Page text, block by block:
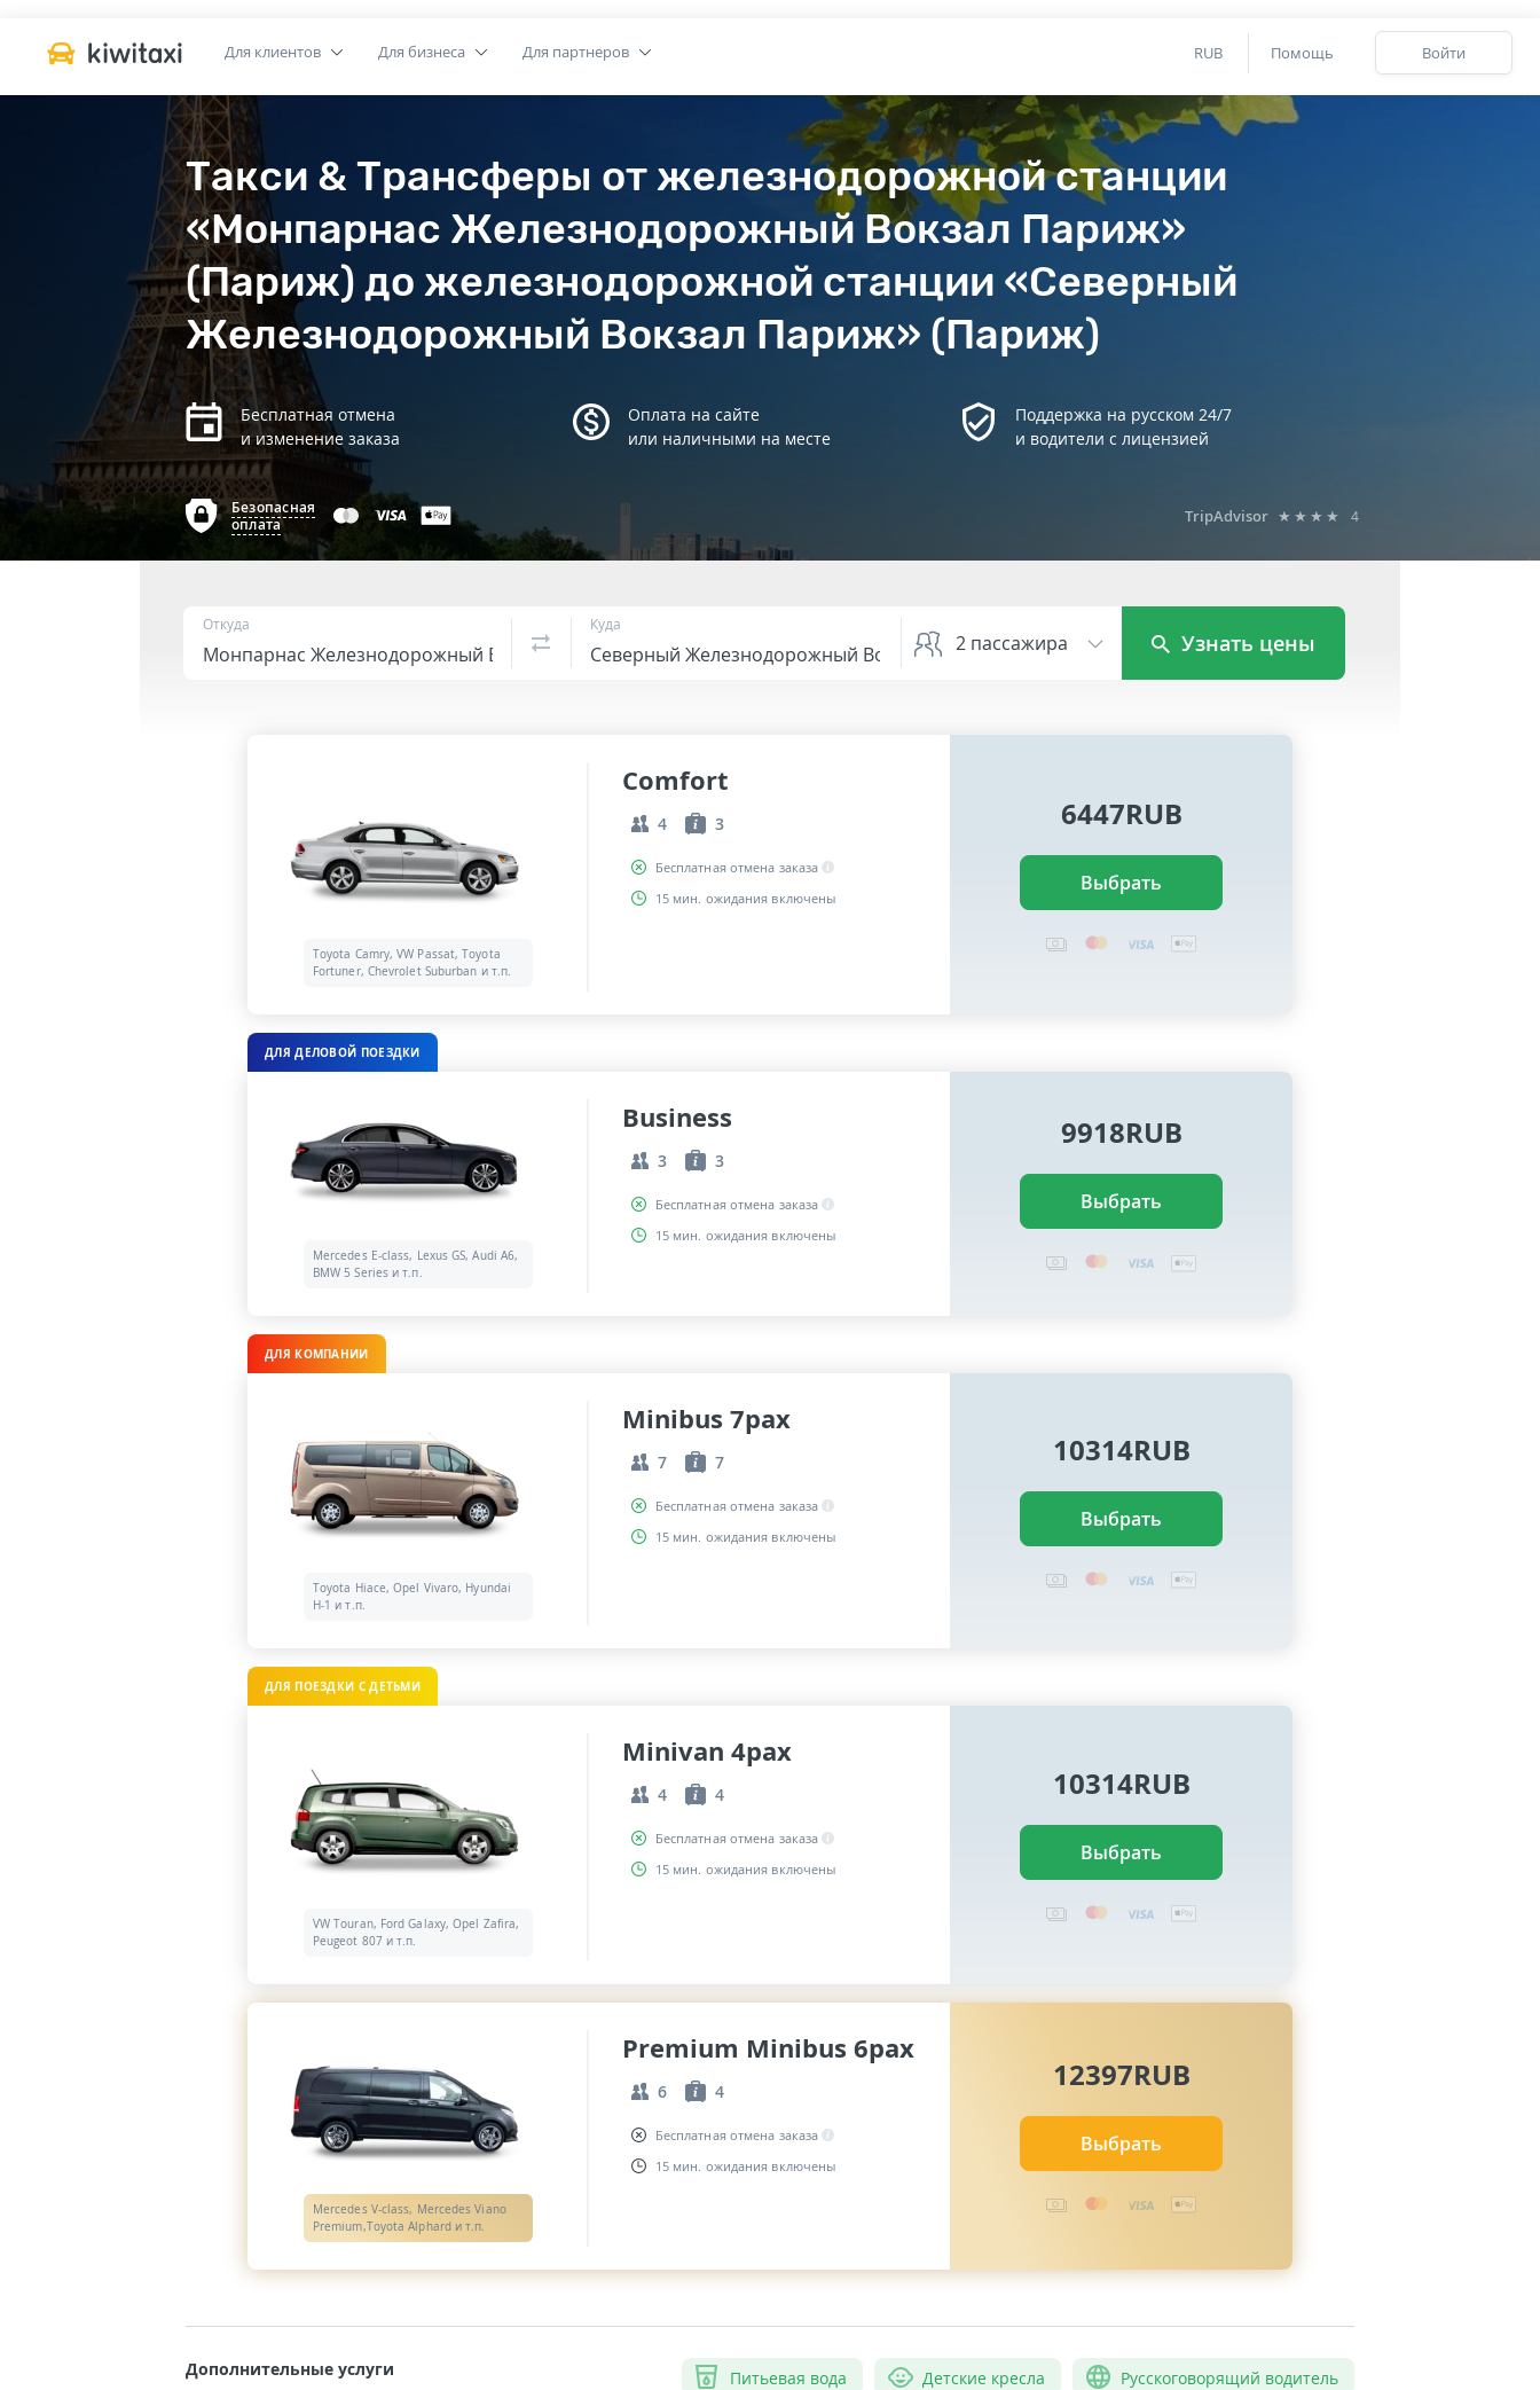
RUB Помощь Войти
Для клиентов Для бизнеса Для партнеров
Такси & Трансферы от железнодорожной станции
«Монпарнас Железнодорожный Вокзал Париж»
(Париж) до железнодорожной станции «Северный
Железнодорожный Вокзал Париж» (Париж)
Бесплатная отмена
и изменение заказа
Оплата на сайте
или наличными на месте
Поддержка на русском 24/7
и водители с лицензией
Безопасная
оплата
TripAdvisor ★★★★ 4
Откуда Куда
2 пассажира Узнать цены
Toyota Camry, VW Passat, Toyota
Fortuner, Chevrolet Suburban и т.п.
Comfort
4 3
Бесплатная отмена заказа
15 мин. ожидания включены
6447RUB
Выбрать
ДЛЯ ДЕЛОВОЙ ПОЕЗДКИ
Mercedes E-class, Lexus GS, Audi A6,
BMW 5 Series и т.п.
Business
3 3
Бесплатная отмена заказа
15 мин. ожидания включены
9918RUB
Выбрать
ДЛЯ КОМПАНИИ
Toyota Hiace, Opel Vivaro, Hyundai
H-1 и т.п.
Minibus 7pax
7 7
Бесплатная отмена заказа
15 мин. ожидания включены
10314RUB
Выбрать
ДЛЯ ПОЕЗДКИ С ДЕТЬМИ
VW Touran, Ford Galaxy, Opel Zafira,
Peugeot 807 и т.п.
Minivan 4pax
4 4
Бесплатная отмена заказа
15 мин. ожидания включены
10314RUB
Выбрать
Mercedes V-class, Mercedes Viano
Premium,Toyota Alphard и т.п.
Premium Minibus 6pax
6 4
Бесплатная отмена заказа
15 мин. ожидания включены
12397RUB
Выбрать
Дополнительные услуги Питьевая вода Детские кресла Русскоговорящий водитель